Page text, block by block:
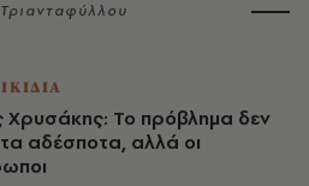
Χρυσάκης: Το πρόβλημα δεν
τα αδέσποτα, αλλά οι